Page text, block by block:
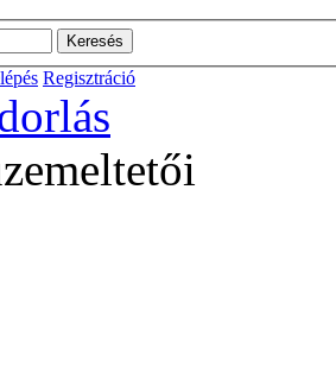
Regisztráció